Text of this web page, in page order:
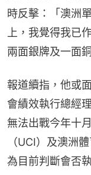
時反擊：「澳洲
上，我覺得我已
兩面銀牌及一面銅
報道續指，他或
會績效執行總經
無法出戰今年十
（UCI）及澳洲
為目前判斷會否